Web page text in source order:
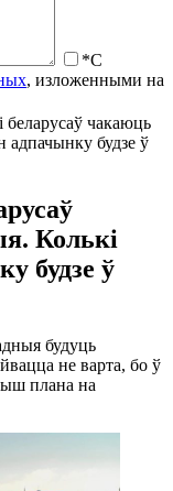
*С
, изложенными на
чакаюць
адпачынку будзе ў
Колькі
будзе ў
будуць
не варта, бо ў
плана на